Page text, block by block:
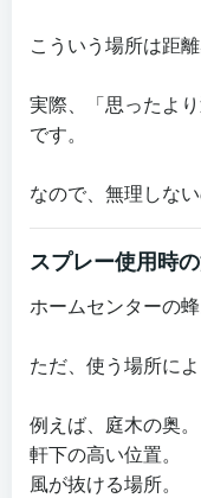
こういう場所は距
実際、「思ったよ
です。
なので、無理しな
スプレー使用時
ホームセンターの
ただ、使う場所に
例えば、庭木の奥。
軒下の高い位置。
風が抜ける場所。